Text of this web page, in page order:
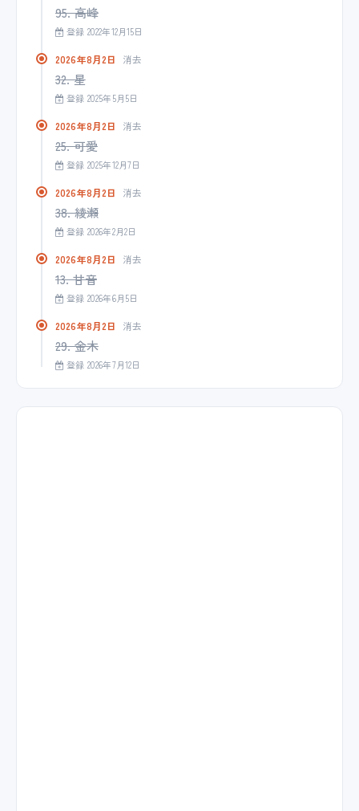
95. 高峰
登録 2022年12月15日
2026年8月2日 消去
32. 星
登録 2025年5月5日
2026年8月2日 消去
25. 可愛
登録 2025年12月7日
2026年8月2日 消去
38. 綾瀬
登録 2026年2月2日
2026年8月2日 消去
13. 甘音
登録 2026年6月5日
2026年8月2日 消去
29. 金木
登録 2026年7月12日